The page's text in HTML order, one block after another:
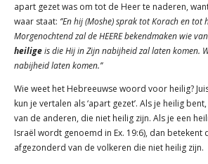
apart gezet was om tot de Heer te naderen,
waar staat: ‘’En hij (Moshe) sprak tot Korach en
Morgenochtend zal de HEERE bekendmaken wie
heiligeis die Hij in Zijn nabijheid zal laten komen.
nabijheid laten komen.’’
Wie weet het Hebreeuwse woord voor heilig?
kun je vertalen als ‘apart gezet’. Als je heilig
van de anderen, die niet heilig zijn. Als je een
Israël wordt genoemd in Ex. 19:6), dan betekent
afgezonderd van de volkeren die niet heilig zijn.